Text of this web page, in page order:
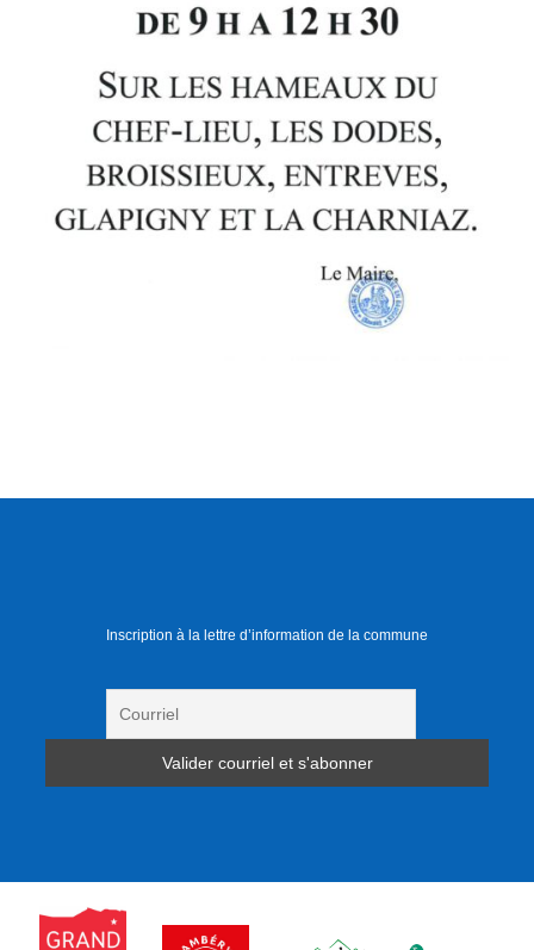
Inscription à la lettre d’information de la commune